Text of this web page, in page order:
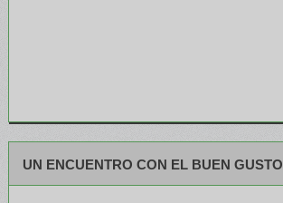
UN ENCUENTRO CON EL BUEN GUSTO